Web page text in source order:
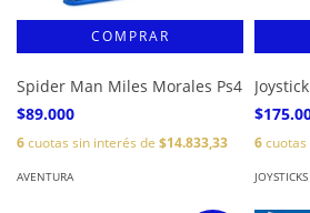
Spider Man Miles Morales Ps4
$89.000
6cuotas sin interés de $14.833,33
AVENTURA
6cuotas
JOYSTICKS